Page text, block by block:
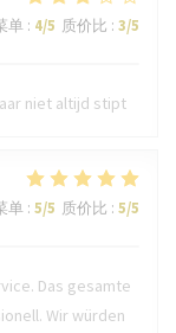
单 : 4/5 质价比 : 3/5
niet altijd stipt
单 : 5/5 质价比 : 5/5
Das gesamte
Wir würden